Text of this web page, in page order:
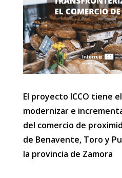
El proyecto ICCO tiene
modernizar e
del comercio de
de Benavente, Toro y
la provincia de Zamora